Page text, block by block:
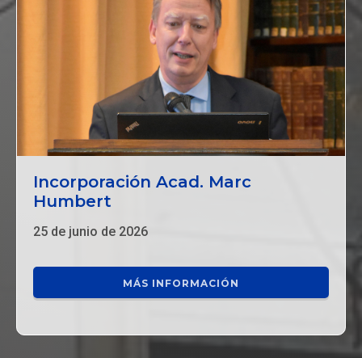
Incorporación Acad. Marc
Humbert
25 de junio de 2026
MÁS INFORMACIÓN